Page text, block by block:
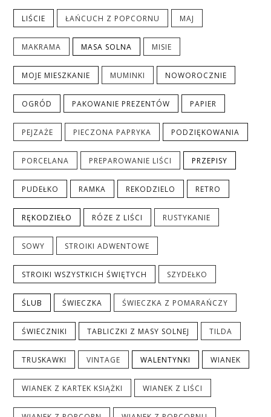
LIŚCIE ŁAŃCUCH Z POPCORNU MAJ
MAKRAMA MASA SOLNA MISIE
MOJE MIESZKANIE MUMINKI NOWOROCZNIE
OGRÓD PAKOWANIE PREZENTÓW PAPIER
PEJZAŻE PIECZONA PAPRYKA PODZIĘKOWANIA
PORCELANA PREPAROWANIE LIŚCI PRZEPISY
PUDEŁKO RAMKA REKODZIELO RETRO
RĘKODZIEŁO RÓZE Z LIŚCI RUSTYKANIE
SOWY STROIKI ADWENTOWE
STROIKI WSZYSTKICH ŚWIĘTYCH SZYDEŁKO
ŚLUB ŚWIECZKA ŚWIECZKA Z POMARAŃCZY
ŚWIECZNIKI TABLICZKI Z MASY SOLNEJ TILDA
TRUSKAWKI VINTAGE WALENTYNKI WIANEK
WIANEK Z KARTEK KSIĄŻKI WIANEK Z LIŚCI